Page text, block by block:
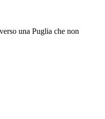
una Puglia che non